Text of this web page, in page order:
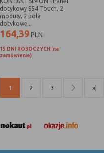
dotykowy S54 Touch, 2
moduły, 2 pola
dotykowe...
164,39PLN
15 DNI ROBOCZYCH (na
zamówienie)
1 2 3 »|